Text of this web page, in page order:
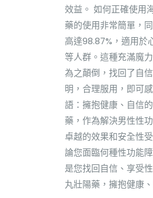
效益。 如何正確使用
藥的使用非常簡單，
高達98.87%，適用於
等人群。這種充滿魔
為之顛倒，找回了自
明，合理服用，即可
語：擁抱健康、自信
藥，作為解決男性性
卓越的效果和安全性
論您面臨何種性功能
是您找回自信、享受
丸壯陽藥，擁抱健康